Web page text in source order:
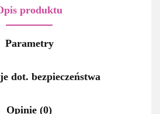
produktu
Parametry
dot. bezpieczeństwa
Opinie (0)